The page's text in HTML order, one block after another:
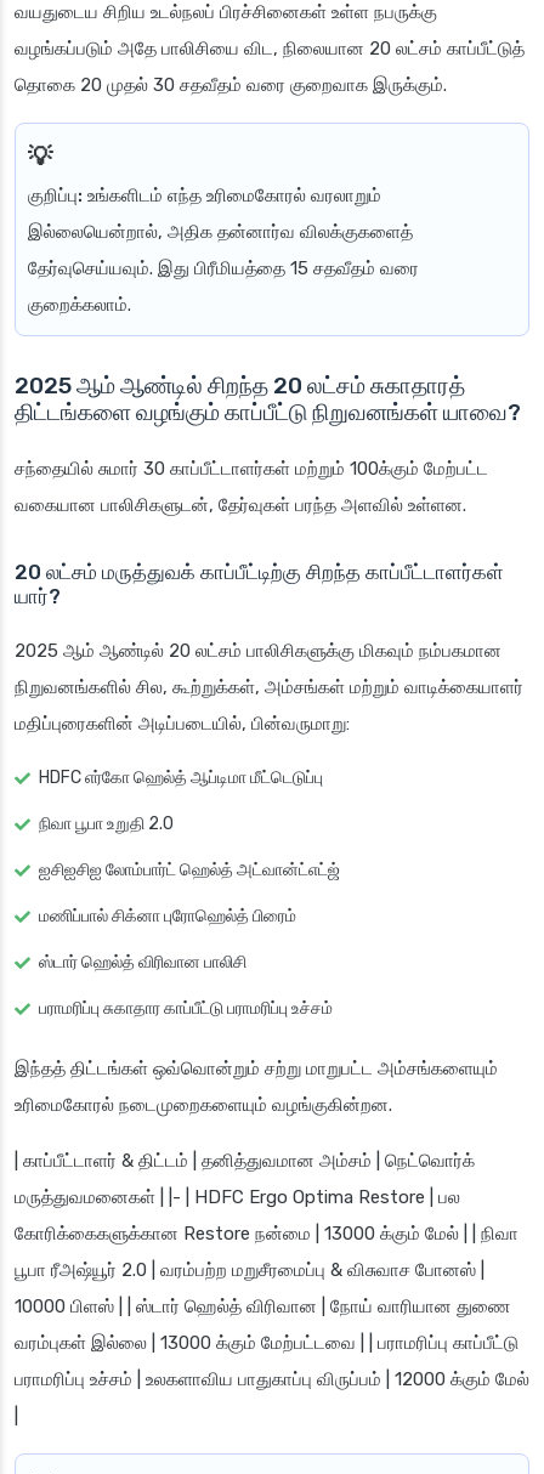
வயதுடைய சிறிய உடல்நலப் பிரச்சினைகள் உள்ள நபருக்கு
வழங்கப்படும் அதே பாலிசியை விட, நிலையான 20 லட்சம் காப்பீட்டுத்
தொகை 20 முதல் 30 சதவீதம் வரை குறைவாக இருக்கும்.
குறிப்பு: உங்களிடம் எந்த உரிமைகோரல் வரலாறும்
இல்லையென்றால், அதிக தன்னார்வ விலக்குகளைத்
தேர்வுசெய்யவும். இது பிரீமியத்தை 15 சதவீதம் வரை
குறைக்கலாம்.
2025 ஆம் ஆண்டில் சிறந்த 20 லட்சம் சுகாதாரத்
திட்டங்களை வழங்கும் காப்பீட்டு நிறுவனங்கள் யாவை?
சந்தையில் சுமார் 30 காப்பீட்டாளர்கள் மற்றும் 100க்கும் மேற்பட்ட
வகையான பாலிசிகளுடன், தேர்வுகள் பரந்த அளவில் உள்ளன.
20 லட்சம் மருத்துவக் காப்பீட்டிற்கு சிறந்த காப்பீட்டாளர்கள்
யார்?
2025 ஆம் ஆண்டில் 20 லட்சம் பாலிசிகளுக்கு மிகவும் நம்பகமான
நிறுவனங்களில் சில, கூற்றுக்கள், அம்சங்கள் மற்றும் வாடிக்கையாளர்
மதிப்புரைகளின் அடிப்படையில், பின்வருமாறு:
HDFC எர்கோ ஹெல்த் ஆப்டிமா மீட்டெடுப்பு
நிவா பூபா உறுதி 2.0
ஐசிஐசிஐ லோம்பார்ட் ஹெல்த் அட்வான்ட்எட்ஜ்
மணிப்பால் சிக்னா புரோஹெல்த் பிரைம்
ஸ்டார் ஹெல்த் விரிவான பாலிசி
பராமரிப்பு சுகாதார காப்பீட்டு பராமரிப்பு உச்சம்
இந்தத் திட்டங்கள் ஒவ்வொன்றும் சற்று மாறுபட்ட அம்சங்களையும்
உரிமைகோரல் நடைமுறைகளையும் வழங்குகின்றன.
| காப்பீட்டாளர் & திட்டம் | தனித்துவமான அம்சம் | நெட்வொர்க்
மருத்துவமனைகள் | |- | HDFC Ergo Optima Restore | பல
கோரிக்கைகளுக்கான Restore நன்மை | 13000 க்கும் மேல் | | நிவா
பூபா ரீஅஷ்யூர் 2.0 | வரம்பற்ற மறுசீரமைப்பு & விசுவாச போனஸ் |
10000 பிளஸ் | | ஸ்டார் ஹெல்த் விரிவான | நோய் வாரியான துணை
வரம்புகள் இல்லை | 13000 க்கும் மேற்பட்டவை | | பராமரிப்பு காப்பீட்டு
பராமரிப்பு உச்சம் | உலகளாவிய பாதுகாப்பு விருப்பம் | 12000 க்கும் மேல்